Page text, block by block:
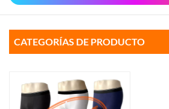
CATEGORÍAS DE PRODUCTO